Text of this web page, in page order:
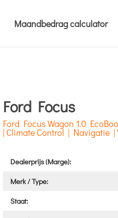
Maandbedrag calculator
Ford Focus
Ford Focus Wagon 1.0
| Climate Control | Navigatie |
Dealerprijs (Marge):
Merk / Type:
Staat: